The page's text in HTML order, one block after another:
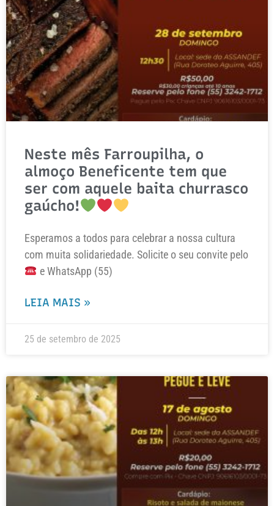
Neste mês Farroupilha, o
almoço Beneficente tem que
ser com aquele baita churrasco
gaúcho!
Esperamos a todos para celebrar a nossa cultura
com muita solidariedade. Solicite o seu convite pelo
e WhatsApp (55)
LEIA MAIS »
25 de setembro de 2025